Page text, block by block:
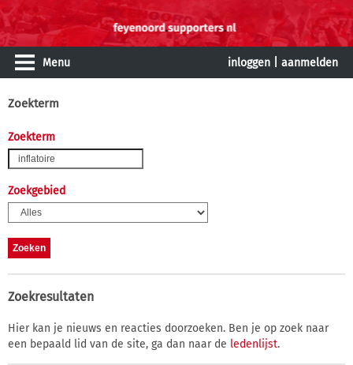
Menu inloggen aanmelden
Zoekterm
Zoekterm
Zoekgebied
Zoekresultaten
Hier kan je nieuws en reacties doorzoeken. Ben je op zoek naar
een bepaald lid van de site, ga dan naar de ledenlijst.